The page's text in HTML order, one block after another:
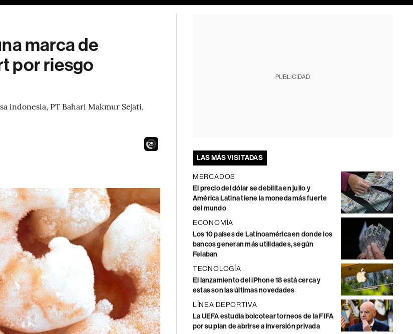
marca de
por riesgo
indonesia, PT Bahari Makmur Sejati,
23
PUBLICIDAD
LAS MÁS VISITADAS
MERCADOS
El precio del dólar se debilita en julio y
América Latina tiene la moneda más fuerte
del mundo
ECONOMÍA
Los 10 países de Latinoamérica en donde los
bancos generan más utilidades, según
Felaban
TECNOLOGÍA
El lanzamiento del iPhone 18 está cerca y
estas son las últimas novedades
LÍNEA DEPORTIVA
La UEFA estudia boicotear torneos de la FIFA
por su plan de abrirse a inversión privada